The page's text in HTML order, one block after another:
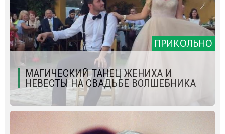
ПРИКОЛЬНО
МАГИЧЕСКИЙ ТАНЕЦ ЖЕНИХА И
НЕВЕСТЫ НА СВАДЬБЕ ВОЛШЕБНИКА